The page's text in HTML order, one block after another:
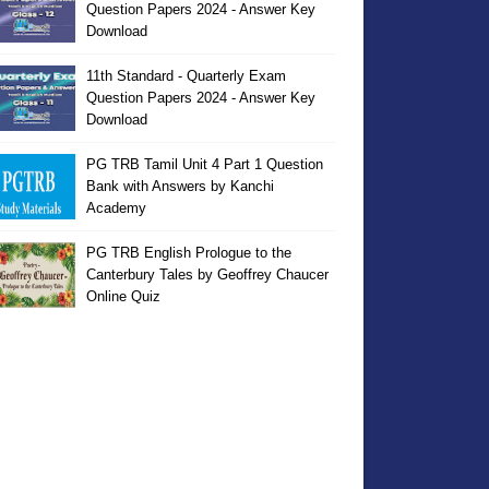
Question Papers 2024 - Answer Key
Download
11th Standard - Quarterly Exam
Question Papers 2024 - Answer Key
Download
PG TRB Tamil Unit 4 Part 1 Question
Bank with Answers by Kanchi
Academy
PG TRB English Prologue to the
Canterbury Tales by Geoffrey Chaucer
Online Quiz